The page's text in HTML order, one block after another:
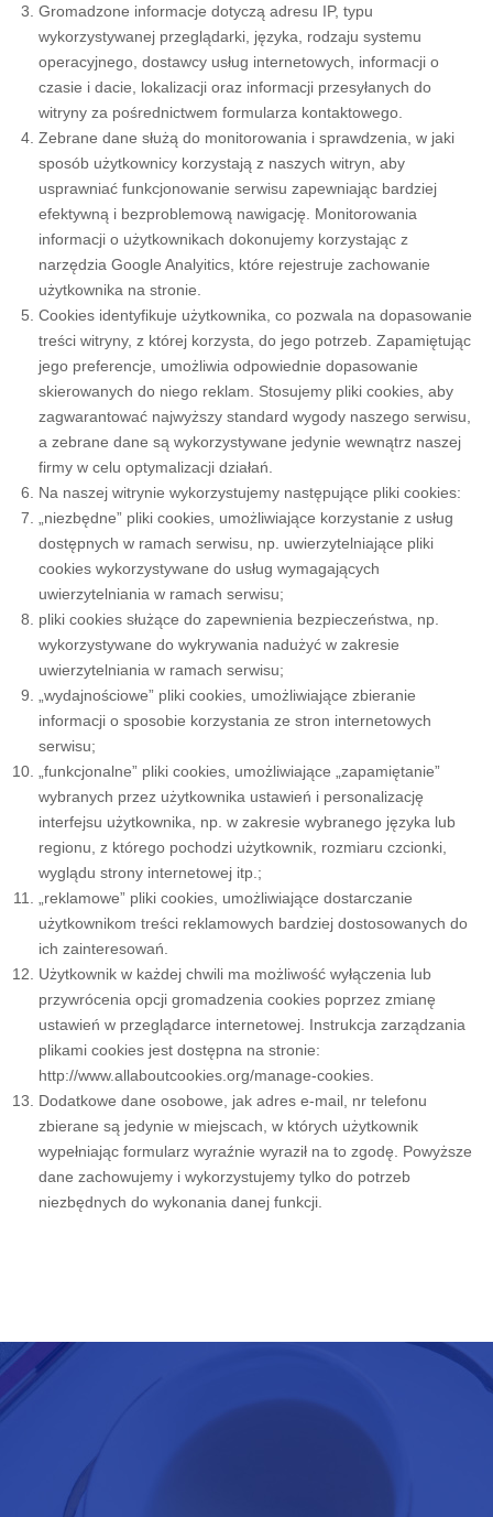
Gromadzone informacje dotyczą adresu IP, typu
wykorzystywanej przeglądarki, języka, rodzaju systemu
operacyjnego, dostawcy usług internetowych, informacji o
czasie i dacie, lokalizacji oraz informacji przesyłanych do
witryny za pośrednictwem formularza kontaktowego.
Zebrane dane służą do monitorowania i sprawdzenia, w jaki
sposób użytkownicy korzystają z naszych witryn, aby
usprawniać funkcjonowanie serwisu zapewniając bardziej
efektywną i bezproblemową nawigację. Monitorowania
informacji o użytkownikach dokonujemy korzystając z
narzędzia Google Analyitics, które rejestruje zachowanie
użytkownika na stronie.
Cookies identyfikuje użytkownika, co pozwala na dopasowanie
treści witryny, z której korzysta, do jego potrzeb. Zapamiętując
jego preferencje, umożliwia odpowiednie dopasowanie
skierowanych do niego reklam. Stosujemy pliki cookies, aby
zagwarantować najwyższy standard wygody naszego serwisu,
a zebrane dane są wykorzystywane jedynie wewnątrz naszej
firmy w celu optymalizacji działań.
Na naszej witrynie wykorzystujemy następujące pliki cookies:
„niezbędne” pliki cookies, umożliwiające korzystanie z usług
dostępnych w ramach serwisu, np. uwierzytelniające pliki
cookies wykorzystywane do usług wymagających
uwierzytelniania w ramach serwisu;
pliki cookies służące do zapewnienia bezpieczeństwa, np.
wykorzystywane do wykrywania nadużyć w zakresie
uwierzytelniania w ramach serwisu;
„wydajnościowe” pliki cookies, umożliwiające zbieranie
informacji o sposobie korzystania ze stron internetowych
serwisu;
„funkcjonalne” pliki cookies, umożliwiające „zapamiętanie”
wybranych przez użytkownika ustawień i personalizację
interfejsu użytkownika, np. w zakresie wybranego języka lub
regionu, z którego pochodzi użytkownik, rozmiaru czcionki,
wyglądu strony internetowej itp.;
„reklamowe” pliki cookies, umożliwiające dostarczanie
użytkownikom treści reklamowych bardziej dostosowanych do
ich zainteresowań.
Użytkownik w każdej chwili ma możliwość wyłączenia lub
przywrócenia opcji gromadzenia cookies poprzez zmianę
ustawień w przeglądarce internetowej. Instrukcja zarządzania
plikami cookies jest dostępna na stronie:
http://www.allaboutcookies.org/manage-cookies
Dodatkowe dane osobowe, jak adres e-mail, nr telefonu
zbierane są jedynie w miejscach, w których użytkownik
wypełniając formularz wyraźnie wyraził na to zgodę. Powyższe
dane zachowujemy i wykorzystujemy tylko do potrzeb
niezbędnych do wykonania danej funkcji.